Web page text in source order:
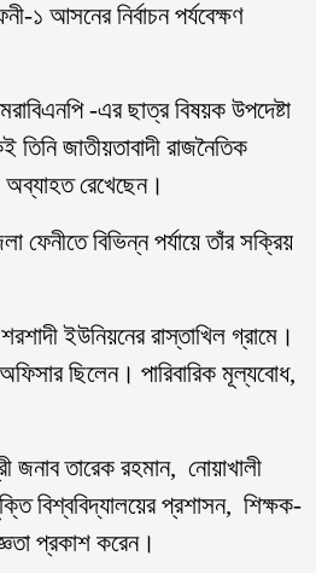
১ আসনের নির্বাচন পর্যবেক্ষণ
-এর ছাত্র বিষয়ক উপদেষ্টা
জাতীয়তাবাদী রাজনৈতিক
অব্যাহত রেখেছেন।
বিভিন্ন পর্যায়ে তাঁর সক্রিয়
ইউনিয়নের রাস্তাখিল গ্রামে।
ছিলেন। পারিবারিক মূল্যবোধ,
জনাব তারেক রহমান, নোয়াখালী
বিশ্ববিদ্যালয়ের প্রশাসন, শিক্ষক-
প্রকাশ করেন।